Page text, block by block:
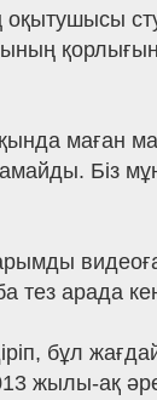
оқытушысы
Біз
тез арада
бұл
жылы-ақ